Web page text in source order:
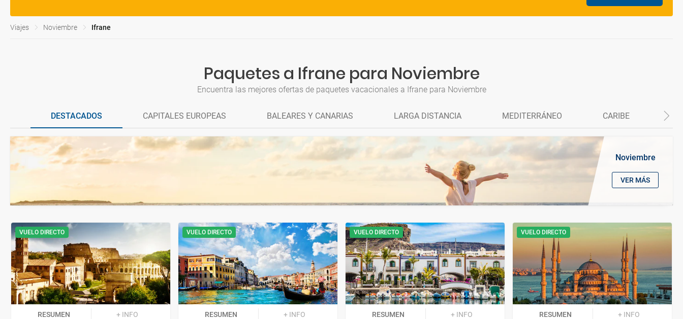
Viajes Noviembre Ifrane
Paquetes a Ifrane para Noviembre
Encuentra las mejores ofertas de paquetes vacacionales a Ifrane para Noviembre
DESTACADOS CAPITALES EUROPEAS BALEARES Y CANARIAS LARGA DISTANCIA MEDITERRÁNEO CARIBE
Noviembre
VER MÁS
VUELO DIRECTO
RESUMEN + INFO
VUELO DIRECTO
RESUMEN + INFO
VUELO DIRECTO
RESUMEN + INFO
VUELO DIRECTO
RESUMEN + INFO